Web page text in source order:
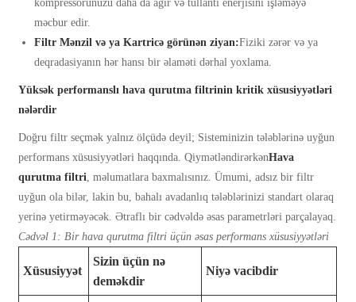
kompressorunuzu daha da ağır və tullantı enerjisini işləməyə
məcbur edir.
Filtr Mənzil və ya Kartricə görünən ziyan:Fiziki zərər və ya
deqradasiyanın hər hansı bir əlaməti dərhal yoxlama.
Yüksək performanslı hava qurutma filtrinin kritik xüsusiyyətləri
nələrdir
Doğru filtr seçmək yalnız ölçüdə deyil; Sisteminizin tələblərinə uyğun
performans xüsusiyyətləri haqqında. QiymətləndirərkənHava
qurutma filtri, məlumatlara baxmalısınız. Ümumi, adsız bir filtr
uyğun ola bilər, lakin bu, bahalı avadanlıq tələblərinizi standart olaraq
yerinə yetirməyəcək. Ətraflı bir cədvəldə əsas parametrləri parçalayaq.
Cədvəl 1: Bir hava qurutma filtri üçün əsas performans xüsusiyyətləri
Xüsusiyyət
Sizin üçün nə
deməkdir
Niyə vacibdir